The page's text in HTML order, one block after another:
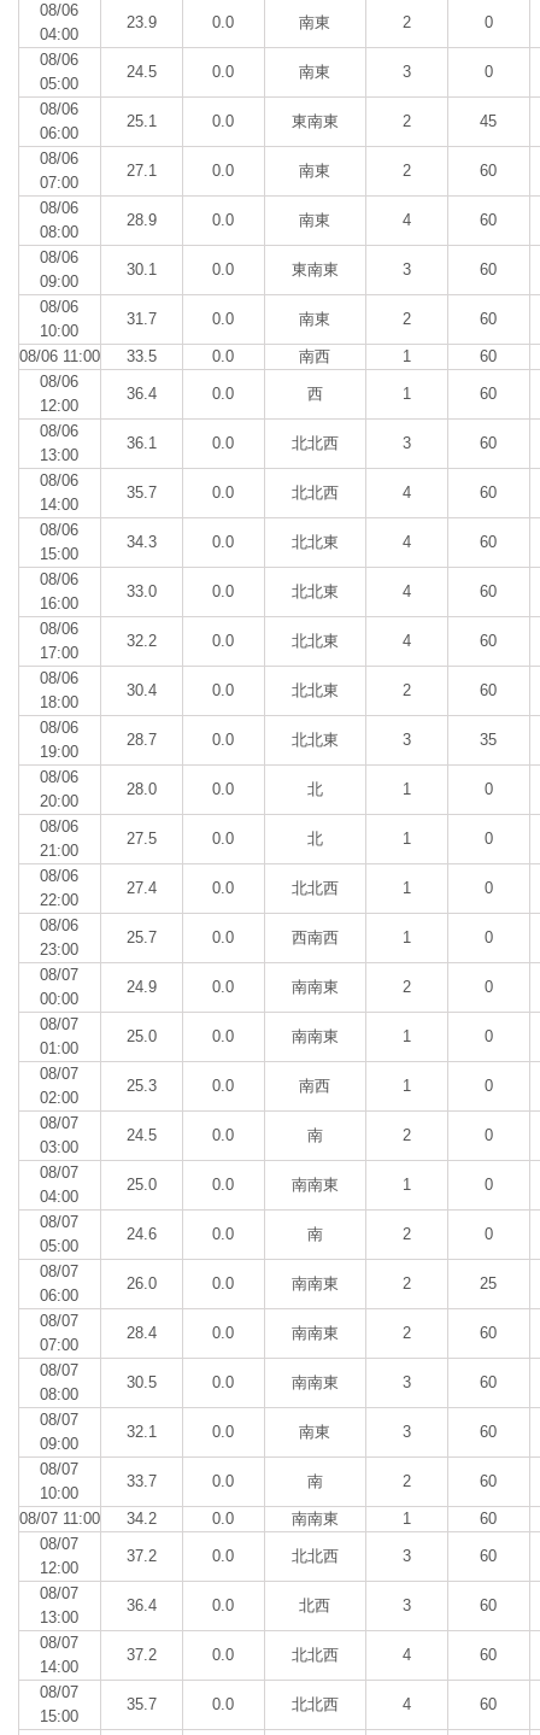
08/06
04:00
23.9 0.0 南東 2 0
08/06
05:00
24.5 0.0 南東 3 0
08/06
06:00
25.1 0.0 東南東 2 45
08/06
07:00
27.1 0.0 南東 2 60
08/06
08:00
28.9 0.0 南東 4 60
08/06
09:00
30.1 0.0 東南東 3 60
08/06
10:00
31.7 0.0 南東 2 60
08/06 11:00 33.5 0.0 南西 1
60
08/06
12:00
36.4 0.0 西 1 60
08/06
13:00
36.1 0.0 北北西 3 60
08/06
14:00
35.7 0.0 北北西 4 60
08/06
15:00
34.3 0.0 北北東 4 60
08/06
16:00
33.0 0.0 北北東 4 60
08/06
17:00
32.2 0.0 北北東 4 60
08/06
18:00
30.4 0.0 北北東 2 60
08/06
19:00
28.7 0.0 北北東 3 35
08/06
20:00
28.0 0.0 北 1 0
08/06
21:00
27.5 0.0 北 1 0
08/06
22:00
27.4 0.0 北北西 1 0
08/06
23:00
25.7 0.0 西南西 1 0
08/07
00:00
24.9 0.0 南南東 2 0
08/07
01:00
25.0 0.0 南南東 1 0
08/07
02:00
25.3 0.0 南西 1 0
08/07
03:00
24.5 0.0 南 2 0
08/07
04:00
25.0 0.0 南南東 1 0
08/07
05:00
24.6 0.0 南 2 0
08/07
06:00
26.0 0.0 南南東 2 25
08/07
07:00
28.4 0.0 南南東 2 60
08/07
08:00
30.5 0.0 南南東 3 60
08/07
09:00
32.1 0.0 南東 3 60
08/07
10:00
33.7 0.0 南 2 60
08/07 11:00 34.2 0.0 南南東 1
60
08/07
12:00
37.2 0.0 北北西 3 60
08/07
13:00
36.4 0.0 北西 3 60
08/07
14:00
37.2 0.0 北北西 4 60
08/07
15:00
35.7 0.0 北北西 4 60